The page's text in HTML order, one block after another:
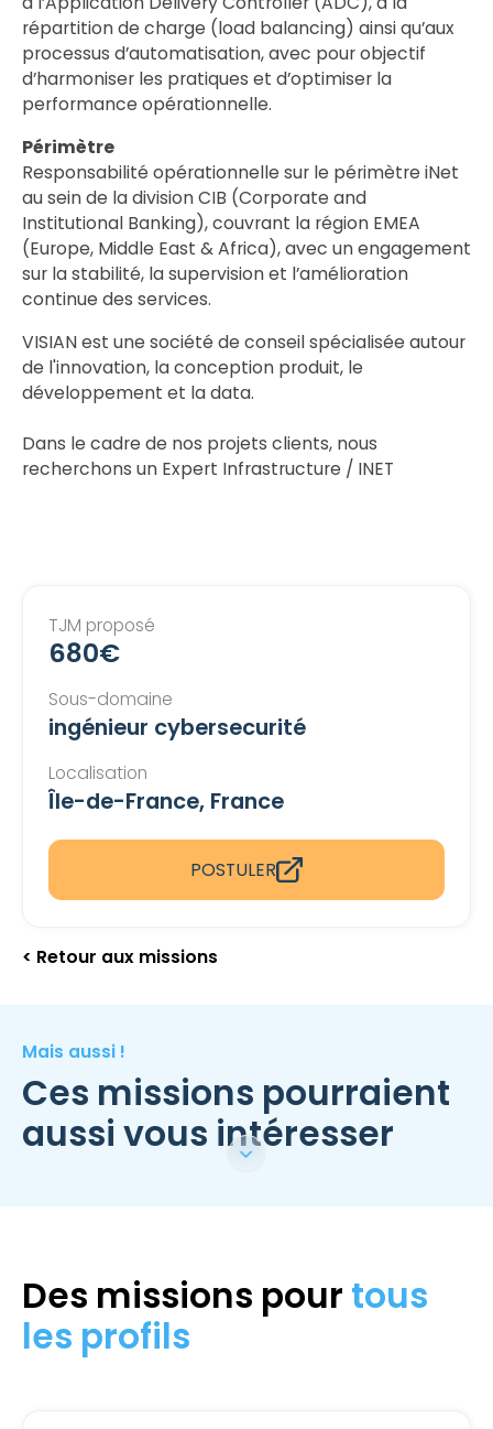
répartition de charge (load balancing) ainsi qu’aux
processus d’automatisation, avec pour objectif
d’harmoniser les pratiques et d’optimiser la
performance opérationnelle.
Périmètre
Responsabilité opérationnelle sur le périmètre iNet
au sein de la division CIB (Corporate and
Institutional Banking), couvrant la région EMEA
(Europe, Middle East & Africa), avec un engagement
sur la stabilité, la supervision et l’amélioration
continue des services.
VISIAN est une société de conseil spécialisée autour
de l'innovation, la conception produit, le
développement et la data.
Dans le cadre de nos projets clients, nous
recherchons un Expert Infrastructure / INET
TJM proposé
680€
Sous-domaine
ingénieur cybersecurité
Localisation
Île-de-France, France
POSTULER
< Retour aux missions
Mais aussi !
Ces missions pourraient
aussi vous intéresser
Des missions pour tous
les profils